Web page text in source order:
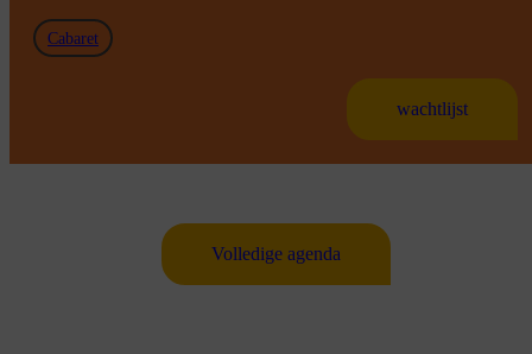
Cabaret
wachtlijst
Volledige agenda